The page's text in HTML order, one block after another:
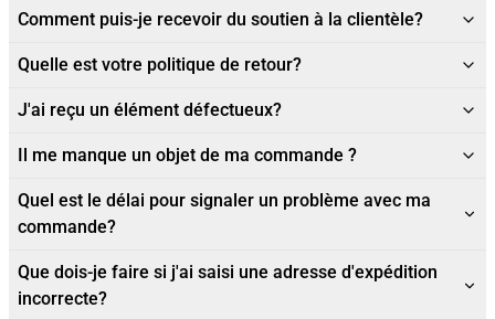
Comment puis-je recevoir du soutien à la clientèle?
Quelle est votre politique de retour?
J'ai reçu un élément défectueux?
Il me manque un objet de ma commande ?
Quel est le délai pour signaler un problème avec ma
commande?
Que dois-je faire si j'ai saisi une adresse d'expédition
incorrecte?